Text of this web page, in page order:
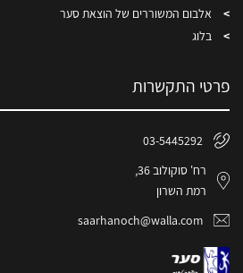
אלבום המשוררים של הוצאת סער
בלוג
פרטי התקשרות
03-5445292
רח' סוקולוב 36,
רמת השרון
saarhanoch@walla.com